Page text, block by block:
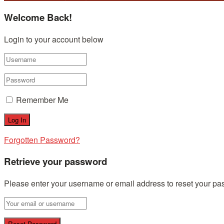
Welcome Back!
Login to your account below
Remember Me
Forgotten Password?
Retrieve your password
Please enter your username or email address to reset your